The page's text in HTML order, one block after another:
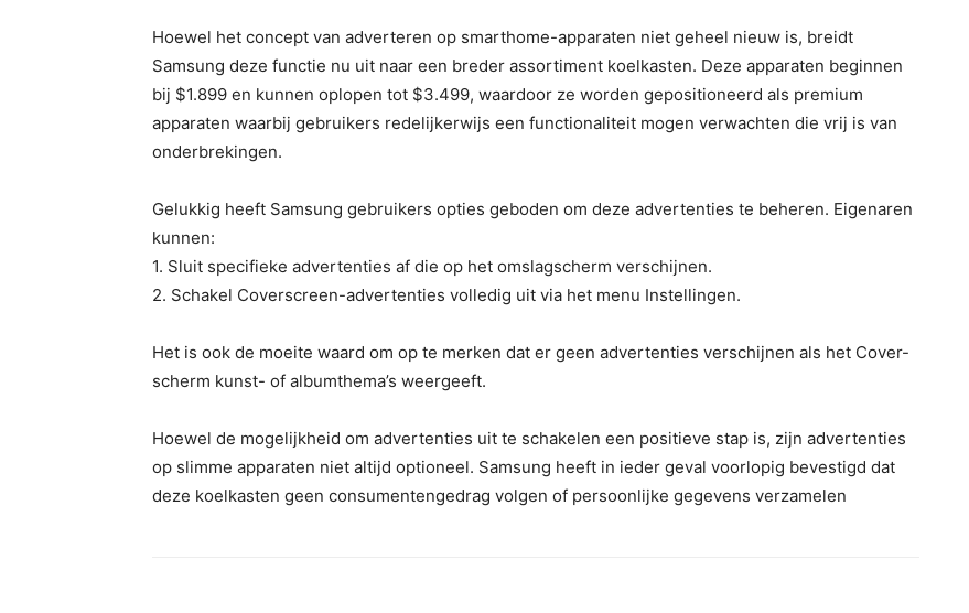
Hoewel het concept van adverteren op smarthome-apparaten niet geheel nieuw is, breidt
Samsung deze functie nu uit naar een breder assortiment koelkasten. Deze apparaten beginnen
bij $1.899 en kunnen oplopen tot $3.499, waardoor ze worden gepositioneerd als premium
apparaten waarbij gebruikers redelijkerwijs een functionaliteit mogen verwachten die vrij is van
onderbrekingen.
Gelukkig heeft Samsung gebruikers opties geboden om deze advertenties te beheren. Eigenaren
kunnen:
1. Sluit specifieke advertenties af die op het omslagscherm verschijnen.
2. Schakel Coverscreen-advertenties volledig uit via het menu Instellingen.
Het is ook de moeite waard om op te merken dat er geen advertenties verschijnen als het Cover-
scherm kunst- of albumthema’s weergeeft.
Hoewel de mogelijkheid om advertenties uit te schakelen een positieve stap is, zijn advertenties
op slimme apparaten niet altijd optioneel. Samsung heeft in ieder geval voorlopig bevestigd dat
deze koelkasten geen consumentengedrag volgen of persoonlijke gegevens verzamelen